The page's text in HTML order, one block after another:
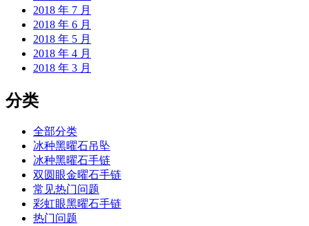
2018 年 7 月
2018 年 6 月
2018 年 5 月
2018 年 4 月
2018 年 3 月
分类
全部分类
冰种黑曜石吊坠
冰种黑曜石手链
双圆眼金曜石手链
常见热门问题
彩虹眼黑曜石手链
热门问题